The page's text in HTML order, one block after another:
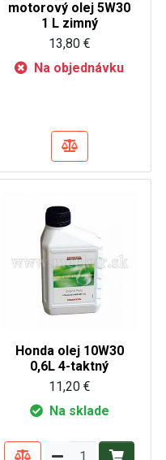
motorový olej 5W30
1 L zimný
13,80 €
Na objednávku
Honda olej 10W30
0,6L 4-taktný
11,20 €
Na sklade